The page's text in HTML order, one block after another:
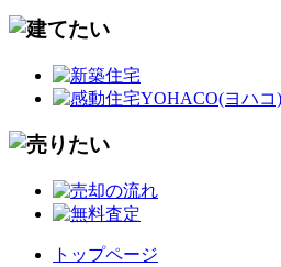
トップページ